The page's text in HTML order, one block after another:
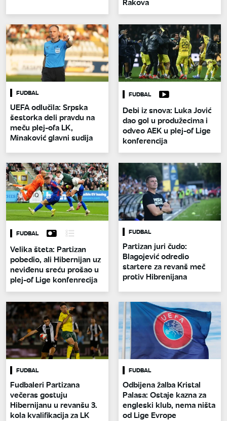
FUDBAL
UEFA odlučila: Srpska
šestorka deli pravdu na
meču plej-ofa LK,
Minaković glavni sudija
FUDBAL
Debi iz snova: Luka Jović
dao gol u produžecima i
odveo AEK u plej-of Lige
konferencija
FUDBAL
Velika šteta: Partizan
pobedio, ali Hibernijan uz
neviđenu sreću prošao u
plej-of Lige konfenrecija
FUDBAL
Partizan juri čudo:
Blagojević odredio
startere za revanš meč
protiv Hibrenijana
FUDBAL
Fudbaleri Partizana
večeras gostuju
Hibernijanu u revanšu 3.
kola kvalifikacija za LK
FUDBAL
Odbijena žalba Kristal
Palasa: Ostaje kazna za
engleski klub, nema ništa
od Lige Evrope